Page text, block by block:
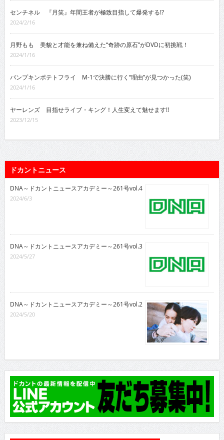
センチネル 『月笑』年間王者が極致目指して爆発する!?
2024/2/16
月野もも 美貌と才能を兼ね備えた“奇跡の原石”がDVDに初挑戦！
2024/1/16
パンプキンポテトフライ M-1で決勝に行く“理由”が見つかった(笑)
2024/1/16
ヤーレンズ 目指せライブ・キング！人生変えて魅せます!!
2023/12/15
ドカントニュース
DNA～ドカントニュースアカデミー～261号vol.4
2024/6/3
DNA～ドカントニュースアカデミー～261号vol.3
2024/5/27
DNA～ドカントニュースアカデミー～261号vol.2
2024/5/20